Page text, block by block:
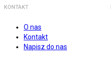
KONTAKT
O nas
Kontakt
Napisz do nas